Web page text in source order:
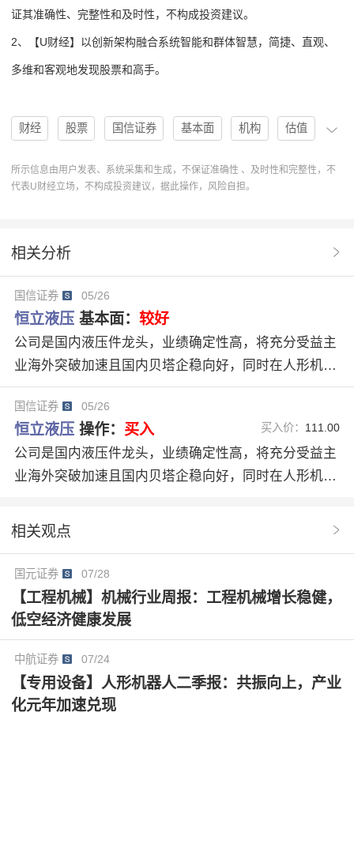
证其准确性、完整性和及时性，不构成投资建议。
2、【U财经】以创新架构融合系统智能和群体智慧，简捷、直观、
多维和客观地发现股票和高手。
财经 股票 国信证券 基本面 机构 估值
评级 分析 趋势 PE 研报 恒立液压
合理估值
研报摘要 股票分析
具身智能产业 液压龙头 海外泵阀 丝杠业务
国内贝塔 机构个人分析 加速推进 海外突破
43倍 35倍
所示信息由用户发表、系统采集和生成，不保证准确性 、及时性和完整性，不
代表U财经立场，不构成投资建议，据此操作，风险自担。
相关分析
国信证券 05/26
恒立液压 基本面： 较好
公司是国内液压件龙头，业绩确定性高，将充分受益主
业海外突破加速且国内贝塔企稳向好，同时在人形机器
人领域卡为核心，有望显著受益于具身智能产业发展。
我们预计2026年-2027年归母净利润分别为36.01/44.48
亿元（前值32.32/38.00亿元），新增2028年净利润53.7
1亿元，对应PE43/35/29倍，维持“优于大市”评级。
国信证券 05/26
恒立液压 操作： 买入 买入价： 111.00
公司是国内液压件龙头，业绩确定性高，将充分受益主
业海外突破加速且国内贝塔企稳向好，同时在人形机器
我们预计2026年-2027年归母净利润分别为36.01/44.48
1亿元，对应PE43/35/29倍，维持“优于大市”评级。
相关观点
国元证券 07/28
【工程机械】机械行业周报：工程机械增长稳健，
低空经济健康发展
中航证券 07/24
【专用设备】人形机器人二季报：共振向上，产业
化元年加速兑现